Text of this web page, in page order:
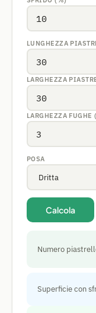
LUNGHEZZA
LARGHEZZA
LARGHEZZA FUGHE
POSA
Calcola
Numero
Superficie con